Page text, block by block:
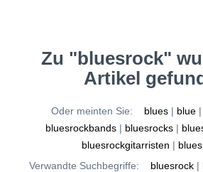
Zu "bluesrock"
Artikel
Oder meinten Sie: blues| blue|
bluesrockbands| bluesrocks|
bluesrockgitarristen |
Verwandte Suchbegriffe:
bluesrock |